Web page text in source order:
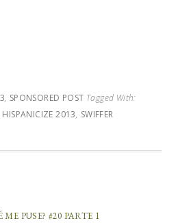
, SPONSORED POST Tagged With:
HISPANICIZE 2013, SWIFFER
ME PUSE? #20 PARTE 1